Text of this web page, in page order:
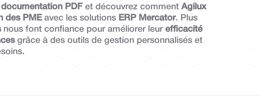
documentation PDF et découvrez comment Agilux
des PMEavec les solutions ERP Mercator. Plus
nous font confiance pour améliorer leur efficacité
grâce à des outils de gestion personnalisés et